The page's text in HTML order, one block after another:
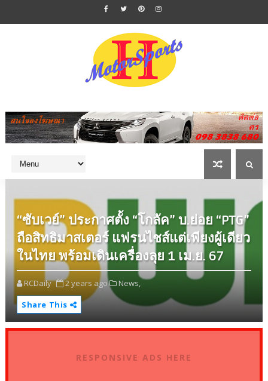
“ซับเวย์” ประกาศตั้ง “โกลัค” บ.ย่อย “PTG”
ถือสิทธิมาสเตอร์ แฟรนไชส์แต่เพียงผู้เดียว
ในไทย พร้อมเดินเครื่องลุย 1 เม.ย. 67
RCDaily 2 years ago
News,
Share This
RESPONSIVE ADS HERE